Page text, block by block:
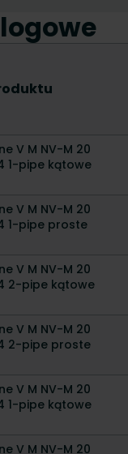
V M NV-M 20
1-pipe kątowe
V M NV-M 20
1-pipe proste
V M NV-M 20
2-pipe kątowe
V M NV-M 20
2-pipe proste
V M NV-M 20
1-pipe kątowe
V M NV-M 20